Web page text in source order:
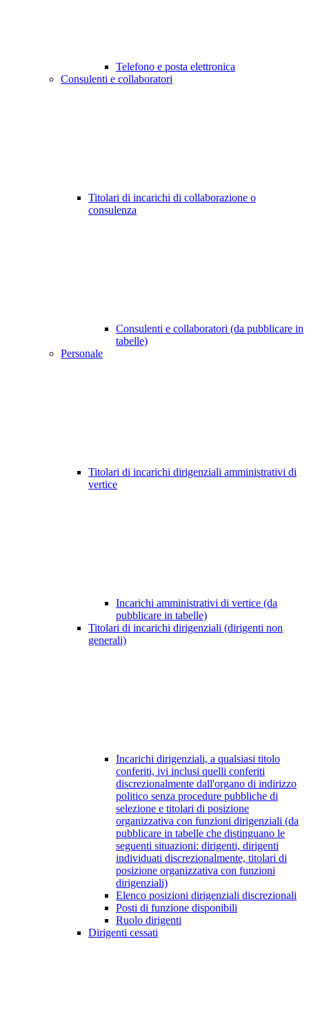
Telefono e posta elettronica
Consulenti e collaboratori
Titolari di incarichi di collaborazione o
consulenza
Consulenti e collaboratori (da pubblicare in
tabelle)
Personale
Titolari di incarichi dirigenziali amministrativi di
vertice
Incarichi amministrativi di vertice (da
pubblicare in tabelle)
Titolari di incarichi dirigenziali (dirigenti non
generali)
Incarichi dirigenziali, a qualsiasi titolo
conferiti, ivi inclusi quelli conferiti
discrezionalmente dall'organo di indirizzo
politico senza procedure pubbliche di
selezione e titolari di posizione
organizzativa con funzioni dirigenziali (da
pubblicare in tabelle che distinguano le
seguenti situazioni: dirigenti, dirigenti
individuati discrezionalmente, titolari di
posizione organizzativa con funzioni
dirigenziali)
Elenco posizioni dirigenziali discrezionali
Posti di funzione disponibili
Ruolo dirigenti
Dirigenti cessati